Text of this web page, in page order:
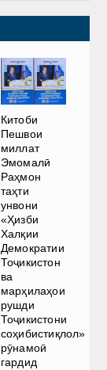
Китоби
Пешвои
миллат
Эмомалӣ
Раҳмон
таҳти
унвони
«Ҳизби
Халқии
Демократии
Тоҷикистон
ва
марҳилаҳои
рушди
Тоҷикистони
соҳибистиқлол»
рӯнамоӣ
гардид